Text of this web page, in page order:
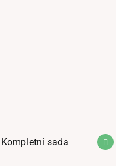
Kompletní sada